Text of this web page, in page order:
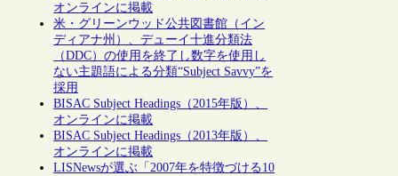
オンラインに掲載
米・グリーンウッド公共図書館（イン
ディアナ州）、デューイ十進分類法
（DDC）の使用を終了し数字を使用し
ない主題語による分類“Subject Savvy”を
採用
BISAC Subject Headings（2015年版）、
オンラインに掲載
BISAC Subject Headings（2013年版）、
オンラインに掲載
LISNewsが選ぶ「2007年を特徴づける10